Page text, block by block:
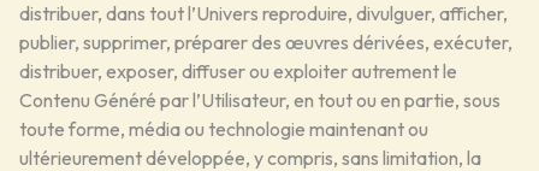
distribuer, dans tout l’Univers reproduire, divulguer, afficher,
publier, supprimer, préparer des œuvres dérivées, exécuter,
distribuer, exposer, diffuser ou exploiter autrement le
Contenu Généré par l’Utilisateur, en tout ou en partie, sous
toute forme, média ou technologie maintenant ou
ultérieurement développée, y compris, sans limitation, la